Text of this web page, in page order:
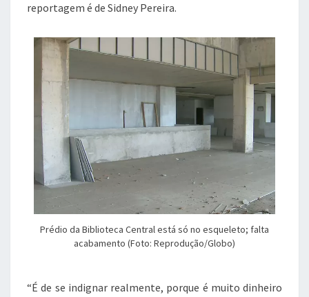
reportagem é de Sidney Pereira.
Prédio da Biblioteca Central está só no esqueleto; falta
acabamento (Foto: Reprodução/Globo)
“É de se indignar realmente, porque é muito dinheiro